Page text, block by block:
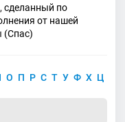
сделанный по
от нашей
(Спас)
О П Р С Т У Ф Х Ц